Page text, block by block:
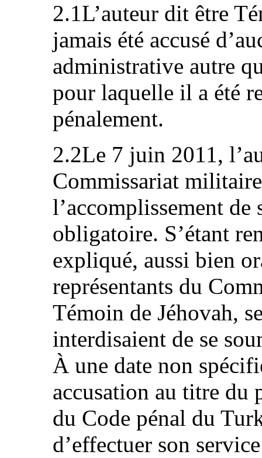
2.1L’auteur dit être
jamais été accusé
administrative autre
pour laquelle il a été
pénalement.
2.2Le 7 juin 2011,
Commissariat
l’accomplissement
obligatoire. S’étant
expliqué, aussi bien
représentants du
Témoin de Jéhovah,
interdisaient de se
À une date non
accusation au titre du
du Code pénal du
d’effectuer son